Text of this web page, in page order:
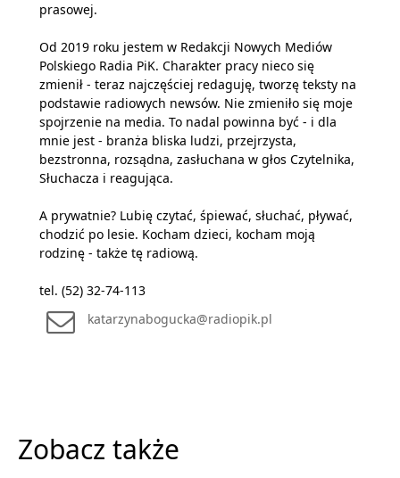
prasowej.
Od 2019 roku jestem w Redakcji Nowych Mediów
Polskiego Radia PiK. Charakter pracy nieco się
zmienił - teraz najczęściej redaguję, tworzę teksty na
podstawie radiowych newsów. Nie zmieniło się moje
spojrzenie na media. To nadal powinna być - i dla
mnie jest - branża bliska ludzi, przejrzysta,
bezstronna, rozsądna, zasłuchana w głos Czytelnika,
Słuchacza i reagująca.
A prywatnie? Lubię czytać, śpiewać, słuchać, pływać,
chodzić po lesie. Kocham dzieci, kocham moją
rodzinę - także tę radiową.
tel. (52) 32-74-113
katarzynabogucka@radiopik.pl
Zobacz także